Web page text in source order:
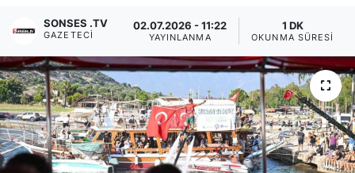
SONSES .TV
GAZETECI
02.07.2026 - 11:22
YAYINLANMA
1 DK
OKUNMA SÜRESI
MAGAZİN
SAĞLIK
Siyaset
YEREL HABER
Son Dakika Haberleri
Haber Arşivi